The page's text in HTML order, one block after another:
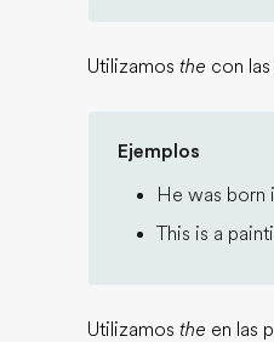
Utilizamos the con
Ejemplos
He was born
This is a
Utilizamos the en las